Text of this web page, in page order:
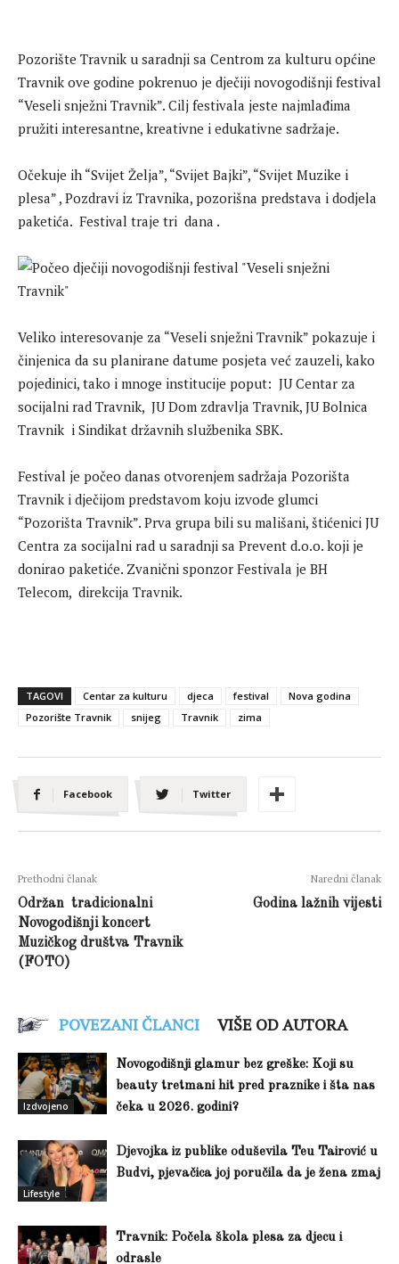
Pozorište Travnik u saradnji sa Centrom za kulturu općine
Travnik ove godine pokrenuo je dječiji novogodišnji festival
“Veseli snježni Travnik”. Cilj festivala jeste najmlađima
pružiti interesantne, kreativne i edukativne sadržaje.
Očekuje ih “Svijet Želja”, “Svijet Bajki”, “Svijet Muzike i
plesa” , Pozdravi iz Travnika, pozorišna predstava i dodjela
paketića. Festival traje tri dana .
Veliko interesovanje za “Veseli snježni Travnik” pokazuje i
činjenica da su planirane datume posjeta već zauzeli, kako
pojedinici, tako i mnoge institucije poput: JU Centar za
socijalni rad Travnik, JU Dom zdravlja Travnik, JU Bolnica
Travnik i Sindikat državnih službenika SBK.
Festival je počeo danas otvorenjem sadržaja Pozorišta
Travnik i dječijom predstavom koju izvode glumci
“Pozorišta Travnik”. Prva grupa bili su mališani, štićenici JU
Centra za socijalni rad u saradnji sa Prevent d.o.o. koji je
donirao paketiće. Zvanični sponzor Festivala je BH
Telecom, direkcija Travnik.
TAGOVI Centar za kulturu djeca festival
Nova godina
Pozorište Travnik
snijeg Travnik zima
Facebook Twitter
Prethodni članak
Održan tradicionalni
Novogodišnji koncert
Muzičkog društva Travnik
(FOTO)
Naredni članak
Godina lažnih vijesti
POVEZANI ČLANCI VIŠE OD AUTORA
Izdvojeno
Novogodišnji glamur bez greške: Koji su
beauty tretmani hit pred praznike i šta nas
čeka u 2026. godini?
Lifestyle
Djevojka iz publike oduševila Teu Tairović u
Budvi, pjevačica joj poručila da je žena zmaj
Travnik: Počela škola plesa za djecu i
odrasle